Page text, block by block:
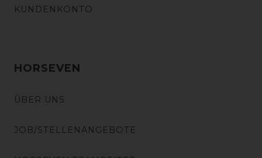
KUNDENKONTO
HORSEVEN
ÜBER UNS
JOB/STELLENANGEBOTE